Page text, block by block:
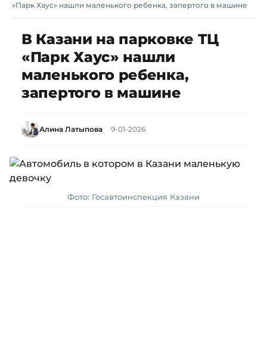
«Парк Хаус» нашли маленького ребенка, запертого в машине
В Казани на парковке ТЦ
«Парк Хаус» нашли
маленького ребенка,
запертого в машине
Алина Латыпова 9-01-2026
Фото: Госавтоинспекция Казани